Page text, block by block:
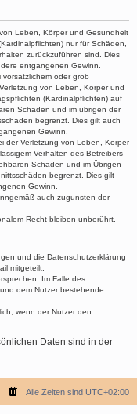
Leben, Körper und Gesundheit
nur für Schäden,
zurückzuführen sind. Dies
entgangenen Gewinn.
oder grob
von Leben, Körper und
(Kardinalpflichten) auf
Schäden und im übrigen der
begrenzt. Dies gilt auch
Gewinn.
der Verletzung von Leben, Körper
Verhalten des Betreibers
Schäden und im Übrigen
begrenzt. Dies gilt
Gewinn.
auch zugunsten der
Recht bleiben unberührt.
und die Datenschutzerklärung
mitgeteilt.
Im Falle des
dem Nutzer bestehende
wenn der Nutzer den
Daten sind in der
Alle Zeiten sind UTC+02:00